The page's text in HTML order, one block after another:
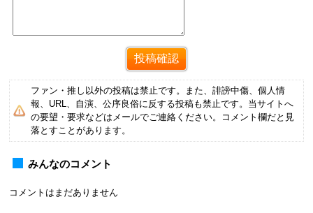
ファン・推し以外の投稿は禁止です。また、誹謗中傷、個人情
報、URL、自演、公序良俗に反する投稿も禁止です。当サイトへ
の要望・要求などはメールでご連絡ください。コメント欄だと見
落とすことがあります。
みんなのコメント
コメントはまだありません